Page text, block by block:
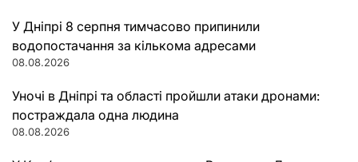
У Дніпрі 8 серпня тимчасово припинили
водопостачання за кількома адресами
08.08.2026
Уночі в Дніпрі та області пройшли атаки дронами:
постраждала одна людина
08.08.2026